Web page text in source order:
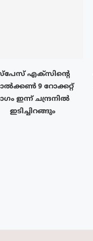
എക്‌സിൻ്റെ
9 റോക്കറ്റ്
ഇന്ന് ചന്ദ്രനിൽ
ഇടിച്ചിറങ്ങും